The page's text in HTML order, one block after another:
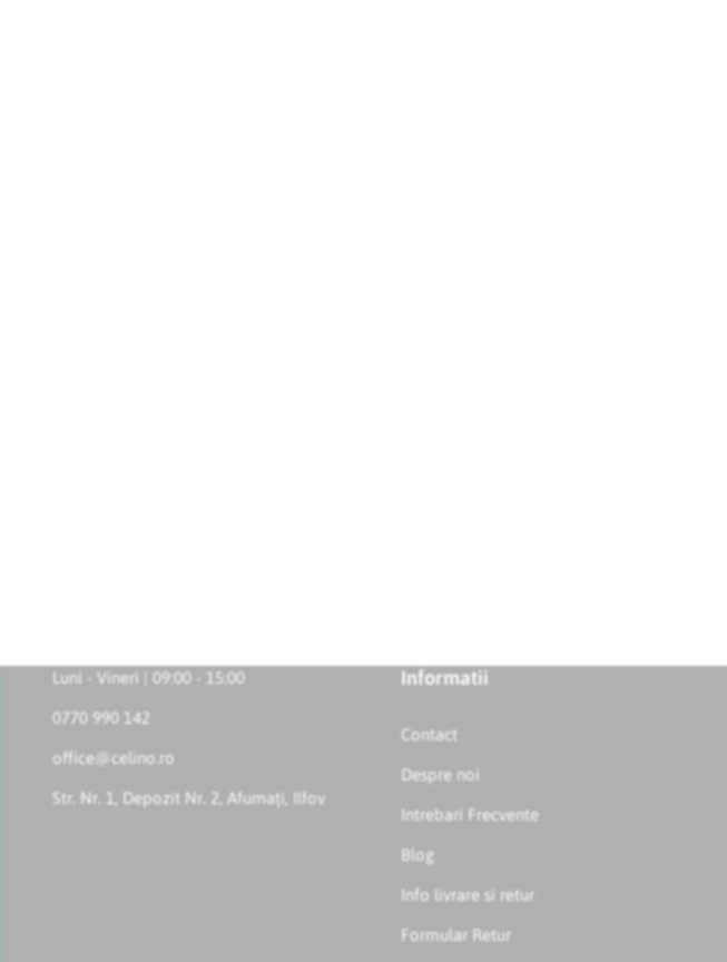
Luni - Vineri | 09:00 - 15:00
0770 990 142
office@celino.ro
Str. Nr. 1, Depozit Nr. 2, Afumați, Ilfov
Informatii
Contact
Despre noi
Intrebari Frecvente
Blog
Info livrare si retur
Formular Retur